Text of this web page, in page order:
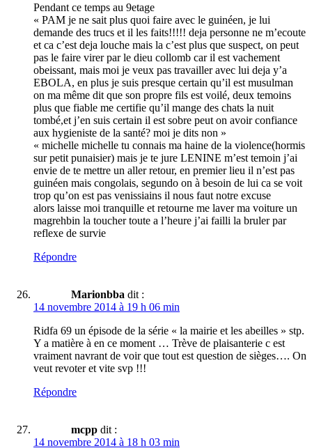
Pendant ce temps au 9etage
« PAM je ne sait plus quoi faire avec le guinéen, je lui
demande des trucs et il les faits!!!!! deja personne ne m’ecoute
et ca c’est deja louche mais la c’est plus que suspect, on peut
pas le faire virer par le dieu collomb car il est vachement
obeissant, mais moi je veux pas travailler avec lui deja y’a
EBOLA, en plus je suis presque certain qu’il est musulman
on ma même dit que son propre fils est voilé, deux temoins
plus que fiable me certifie qu’il mange des chats la nuit
tombé,et j’en suis certain il est sobre peut on avoir confiance
aux hygieniste de la santé? moi je dits non »
« michelle michelle tu connais ma haine de la violence(hormis
sur petit punaisier) mais je te jure LENINE m’est temoin j’ai
envie de te mettre un aller retour, en premier lieu il n’est pas
guinéen mais congolais, segundo on à besoin de lui ca se voit
trop qu’on est pas venissiains il nous faut notre excuse
alors laisse moi tranquille et retourne me laver ma voiture un
magrehbin la toucher toute a l’heure j’ai failli la bruler par
reflexe de survie
Répondre
Marionbba dit :
14 novembre 2014 à 19 h 06 min
Ridfa 69 un épisode de la série « la mairie et les abeilles » stp.
Y a matière à en ce moment … Trève de plaisanterie c est
vraiment navrant de voir que tout est question de sièges…. On
veut revoter et vite svp !!!
Répondre
mcpp dit :
14 novembre 2014 à 18 h 03 min